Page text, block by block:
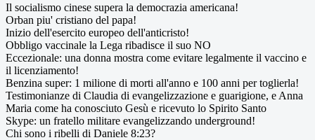
Il socialismo cinese supera la democrazia americana!
Orban piu' cristiano del papa!
Inizio dell'esercito europeo dell'anticristo!
Obbligo vaccinale la Lega ribadisce il suo NO
Eccezionale: una donna mostra come evitare legalmente il vaccino e
il licenziamento!
Benzina super: 1 milione di morti all'anno e 100 anni per toglierla!
Testimonianze di Claudia di evangelizzazione e guarigione, e Anna
Maria come ha conosciuto Gesù e ricevuto lo Spirito Santo
Skype: un fratello militare evangelizzando underground!
Chi sono i ribelli di Daniele 8:23?